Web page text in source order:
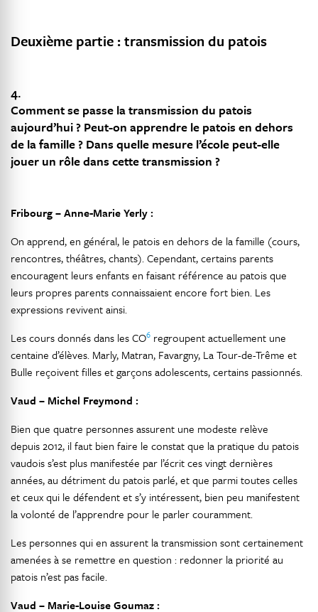
Deuxième partie : transmission du patois
4.
Comment se passe la transmission du patois
aujourd’hui ? Peut-on apprendre le patois en dehors
de la famille ? Dans quelle mesure l’école peut-elle
jouer un rôle dans cette transmission ?
Fribourg – Anne-Marie Yerly :
On apprend, en général, le patois en dehors de la famille (cours,
rencontres, théâtres, chants). Cependant, certains parents
encouragent leurs enfants en faisant référence au patois que
leurs propres parents connaissaient encore fort bien. Les
expressions revivent ainsi.
Les cours donnés dans les CO6 regroupent actuellement une
centaine d’élèves. Marly, Matran, Favargny, La Tour-de-Trême et
Bulle reçoivent filles et garçons adolescents, certains passionnés.
Vaud – Michel Freymond :
Bien que quatre personnes assurent une modeste relève
depuis 2012, il faut bien faire le constat que la pratique du patois
vaudois s’est plus manifestée par l’écrit ces vingt dernières
années, au détriment du patois parlé, et que parmi toutes celles
et ceux qui le défendent et s’y intéressent, bien peu manifestent
la volonté de l’apprendre pour le parler couramment.
Les personnes qui en assurent la transmission sont certainement
amenées à se remettre en question : redonner la priorité au
patois n’est pas facile.
Vaud – Marie-Louise Goumaz :